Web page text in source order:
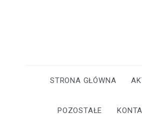
STRONA GŁÓWNA
POZOSTAŁE